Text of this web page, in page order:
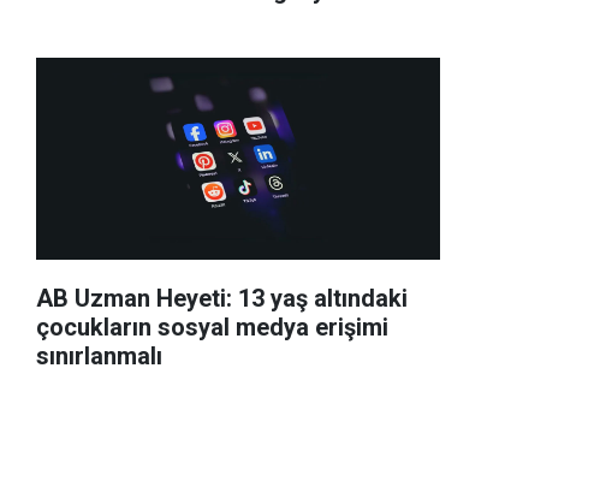
AB Uzman Heyeti: 13 yaş altındaki
çocukların sosyal medya erişimi
sınırlanmalı